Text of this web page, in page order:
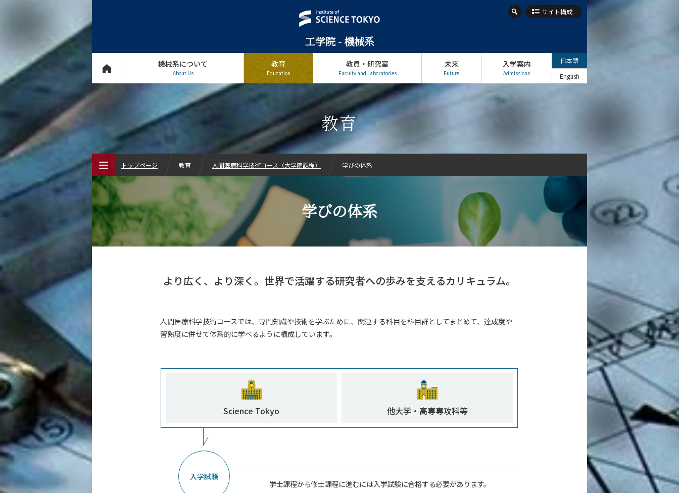
工学院 - 機械系
サイト構成
機械系について
About Us
教育
Education
教員・研究室
Faculty and Laboratories
未来
Future
入学案内
Admissions
日本語
English
教育
学びの体系
より広く、より深く。 世界で活躍する研究者への歩みを支えるカリキュラム。
人間医療科学技術コースでは、専門知識や技術を学ぶために、関連する科目を科目群としてまとめて、達成度や
習熟度に併せて体系的に学べるように構成しています。
Science Tokyo 他大学・ 高専専攻科等
入学試験
学士課程から修士課程に進むには入学試験に合格する必要があります。
トップページ 教育 人間医療科学技術コース（大学院課程） 学びの体系
トップページ
機械系について
教育
エンジニアリングデザインコース（大学院課程）
原子核工学コース（大学院課程）